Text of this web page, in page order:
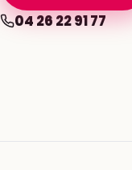
04 26 22 91 77